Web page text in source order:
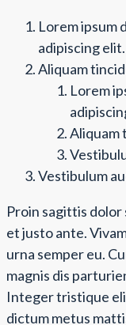
Lorem ipsum
adipiscing elit.
Aliquam
Lorem
Aliquam
Vestibulum
Proin sagittis
et justo ante.
urna semper eu.
magnis dis
Integer tristique
dictum metus